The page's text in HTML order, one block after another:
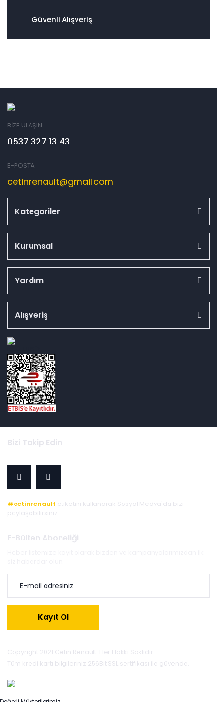
Güvenli Alışveriş
BİZE ULAŞIN
0537 327 13 43
E-POSTA
cetinrenault@gmail.com
Kategoriler
Kurumsal
Yardım
Alışveriş
Bizi Takip Edin
#cetinrenault etiketini kullanarak Sosyal Medya'da bizi
paylaşabilirsiniz.
E-Bülten Aboneliği
Kayıt Ol
Copyright 2021 Cetin Renault. Her Hakkı Saklıdır.
Tüm kredi kartı bilgileriniz 256Bit SSL sertifikası ile güvende.